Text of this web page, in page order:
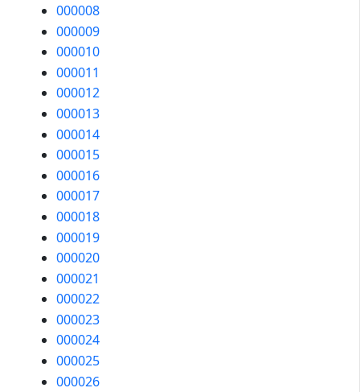
000008
000009
000010
000011
000012
000013
000014
000015
000016
000017
000018
000019
000020
000021
000022
000023
000024
000025
000026